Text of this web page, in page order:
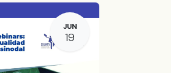
JUN
19